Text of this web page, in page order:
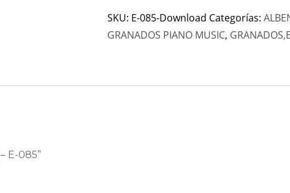
SKU: E-085-Download Categorías:
GRANADOS PIANO MUSIC,
– E-085”